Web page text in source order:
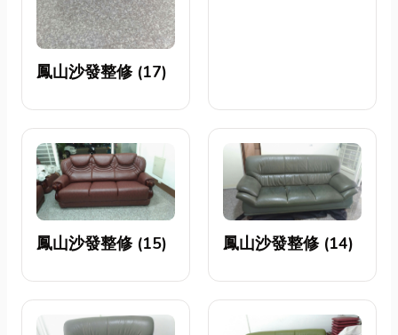
鳳山沙發整修 (17)
鳳山沙發整修 (15) 鳳山沙發整修 (14)